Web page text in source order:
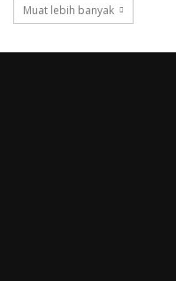
Muat lebih banyak